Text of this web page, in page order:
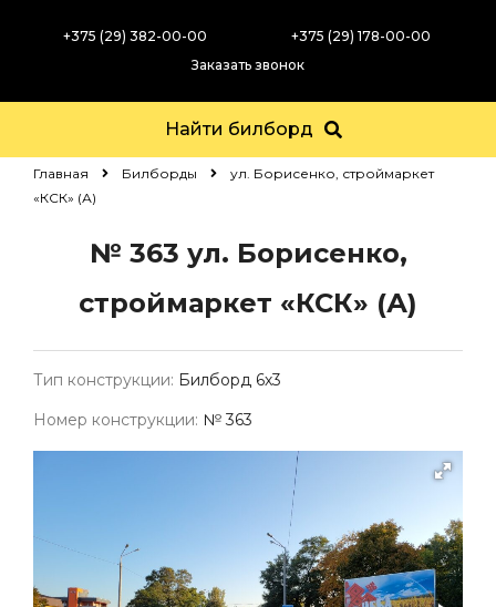
+375 (29) 382-00-00
+375 (29) 178-00-00
Заказать звонок
Найти билборд
Главная Билборды
ул. Борисенко, строймаркет
«КСК» (А)
№ 363 ул. Борисенко,
строймаркет «КСК» (А)
Тип конструкции: Билборд 6х3
Номер конструкции: № 363